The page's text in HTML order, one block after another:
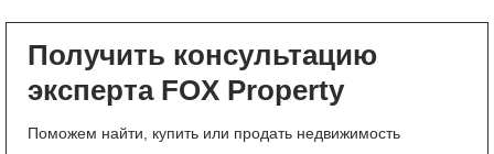
Получить консультацию
эксперта FOX Property
Поможем найти, купить или продать недвижимость